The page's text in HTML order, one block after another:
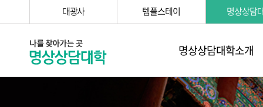
대광사 템플스테이 명상상담
명상상담대학소개